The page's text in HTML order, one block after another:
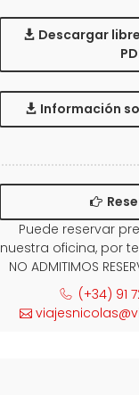
Descargar
Información
Puede reservar
nuestra oficina, por
NO ADMITIMOS
(+34) 91